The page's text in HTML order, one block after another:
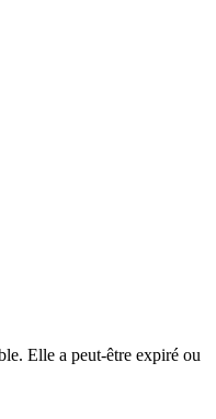
Elle a peut-être expiré ou